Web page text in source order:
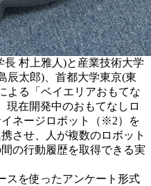
村上雅人)と産業技術大学
辰太郎)、首都大学東京(東
よる「ベイエリアおもてな
在開発中のおもてなしロ
ネージロボット（※2）を
させ、人が複数のロボット
の行動履歴を取得できる実
を使ったアンケート形式